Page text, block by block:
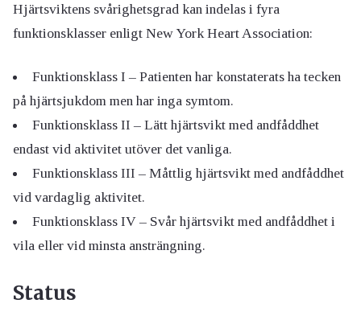
Hjärtsviktens svårighetsgrad kan indelas i fyra
funktionsklasser enligt New York Heart Association:
Funktionsklass I – Patienten har konstaterats ha tecken
på hjärtsjukdom men har inga symtom.
Funktionsklass II – Lätt hjärtsvikt med andfåddhet
endast vid aktivitet utöver det vanliga.
Funktionsklass III – Måttlig hjärtsvikt med andfåddhet
vid vardaglig aktivitet.
Funktionsklass IV – Svår hjärtsvikt med andfåddhet i
vila eller vid minsta ansträngning.
Status